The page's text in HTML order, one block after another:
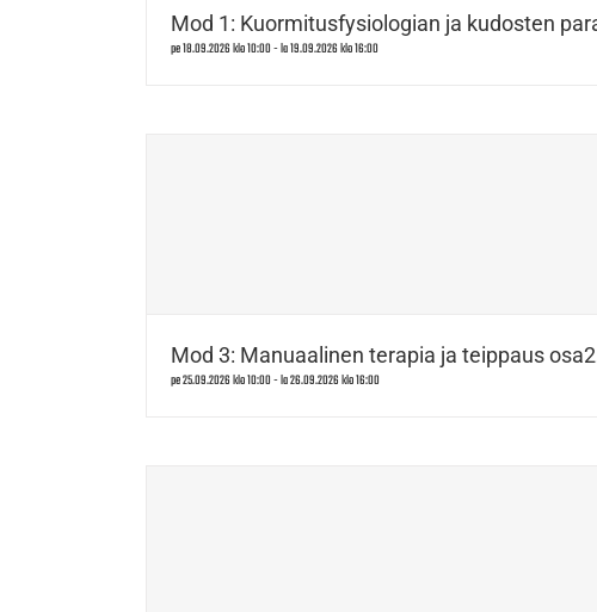
Mod 1: Kuormitusfysiologian ja kudosten
pe 18.09.2026 klo 10:00-la 19.09.2026 klo 16:00
Mod 3: Manuaalinen terapia ja teippaus
pe 25.09.2026 klo 10:00-la 26.09.2026 klo 16:00